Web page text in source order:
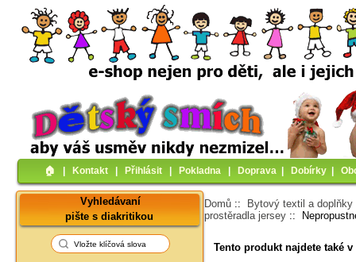
🏠︎ Kontakt Přihlásit Pokladna Doprava Dobírky
Vyhledávaní
pište s diakritikou
Domů :: Bytový textil a doplňky
prostěradla jersey ::
Tento produkt najdete také